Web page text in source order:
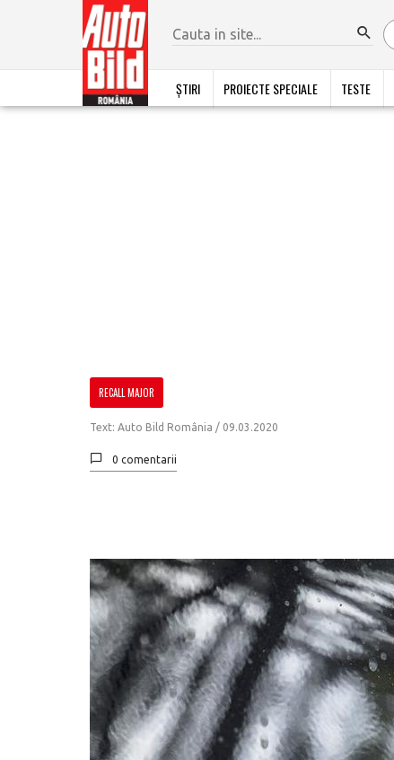
ȘTIRI PROIECTE SPECIALE TESTE
RECALL MAJOR
Text: Auto Bild România / 09.03.2020
0 comentarii